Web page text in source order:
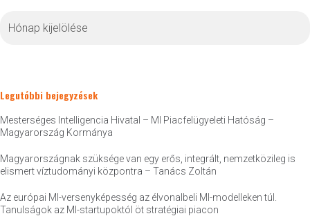
Legutóbbi bejegyzések
Mesterséges Intelligencia Hivatal – MI Piacfelügyeleti Hatóság –
Magyarország Kormánya
Magyarországnak szüksége van egy erős, integrált, nemzetközileg is
elismert víztudományi központra – Tanács Zoltán
Az európai MI-versenyképesség az élvonalbeli MI-modelleken túl.
Tanulságok az MI-startupoktól öt stratégiai piacon